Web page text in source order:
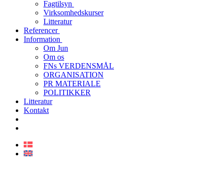
Fagtilsyn
Virksomhedskurser
Litteratur
Referencer
Information
Om Jun
Om os
FNs VERDENSMÅL
ORGANISATION
PR MATERIALE
POLITIKKER
Litteratur
Kontakt